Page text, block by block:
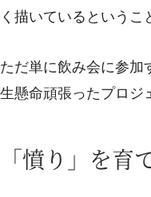
く描いているというこ
ただ単に飲み会に参加
生懸命頑張ったプロジ
「憤り」を